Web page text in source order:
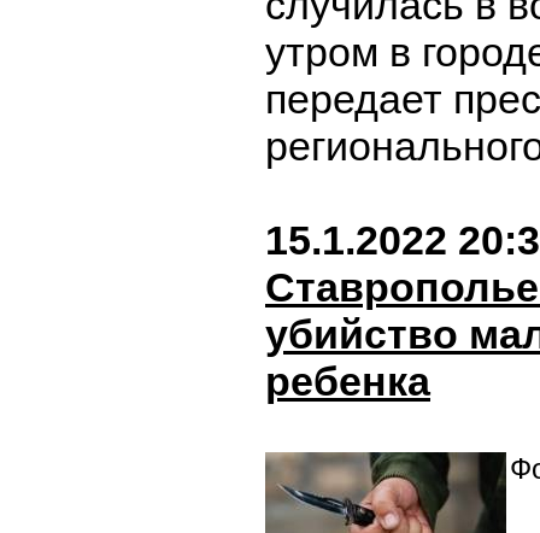
утром в
передает
15.1.2022
убийство
ребенка